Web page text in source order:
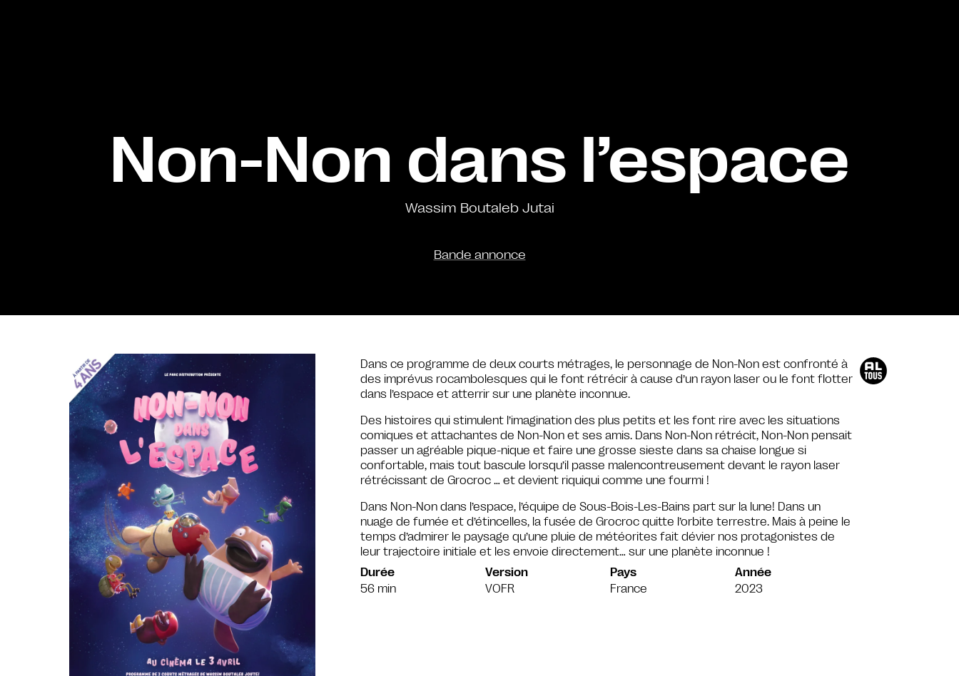
Non-Non dans l’espace
Wassim Boutaleb Jutai
Bande annonce
Dans ce programme de deux courts métrages, le personnage de Non-Non est confronté à
des imprévus rocambolesques qui le font rétrécir à cause d’un rayon laser ou le font flotter
dans l’espace et atterrir sur une planète inconnue.
Des histoires qui stimulent l’imagination des plus petits et les font rire avec les situations
comiques et attachantes de Non-Non et ses amis. Dans Non-Non rétrécit, Non-Non pensait
passer un agréable pique-nique et faire une grosse sieste dans sa chaise longue si
confortable, mais tout bascule lorsqu’il passe malencontreusement devant le rayon laser
rétrécissant de Grocroc … et devient riquiqui comme une fourmi !
Dans Non-Non dans l’espace, l’équipe de Sous-Bois-Les-Bains part sur la lune! Dans un
nuage de fumée et d’étincelles, la fusée de Grocroc quitte l’orbite terrestre. Mais à peine le
temps d’admirer le paysage qu’une pluie de météorites fait dévier nos protagonistes de
leur trajectoire initiale et les envoie directement… sur une planète inconnue !
Durée
56 min
Version
VOFR
Pays
France
Année
2023